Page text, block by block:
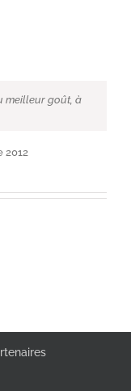
meilleur goût, à
2012